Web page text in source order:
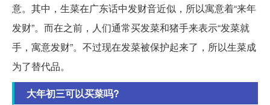
意。其中，生菜在广东话中发财音近似，所以寓意着“来年
发财”。而在之前，人们通常买发菜和猪手来表示“发菜就
手，寓意发财”。不过现在发菜被保护起来了，所以生菜成
为了替代品。
大年初三可以买菜吗?